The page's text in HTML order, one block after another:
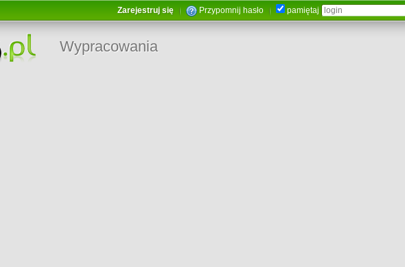
Zarejestruj się Przypomnij hasło pamiętaj
Wypracowania